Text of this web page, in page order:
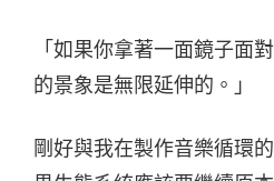
「如果你拿著一面鏡子面
的景象是無限延伸的。」
剛好與我在製作音樂循環